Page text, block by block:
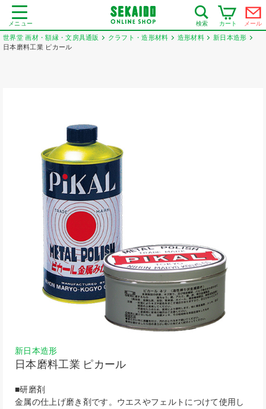
メニュー 検索 カート メール
世界堂 画材・額縁・文房具通販 クラフト・造形材料 造形材料
新日本造形
日本磨料工業 ピカール
新日本造形
日本磨料工業 ピカール
■研磨剤
金属の仕上げ磨き剤です。ウエスやフェルトにつけて使用し